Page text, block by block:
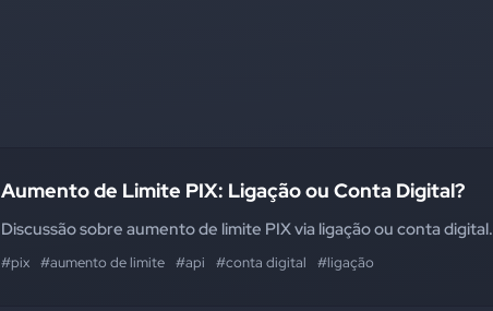
Aumento de Limite PIX: Ligação ou Conta Digital?
Discussão sobre aumento de limite PIX via ligação ou conta digital.
#pix #aumento de limite #api #conta digital #ligação